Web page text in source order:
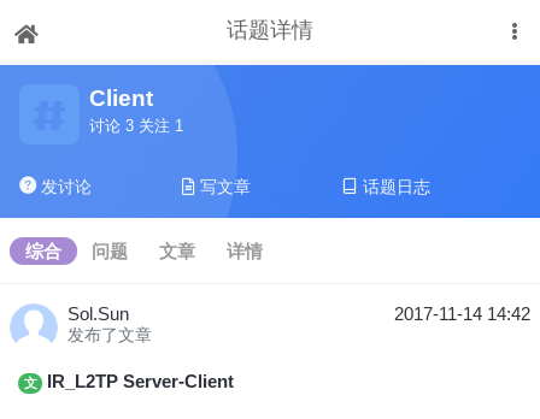
话题详情
下拉刷新
Client
讨论 3 关注 1
发讨论 写文章 话题日志
综合 问题 文章 详情
Sol.Sun
发布了文章
2017-11-14 14:42
文 IR_L2TP Server-Client